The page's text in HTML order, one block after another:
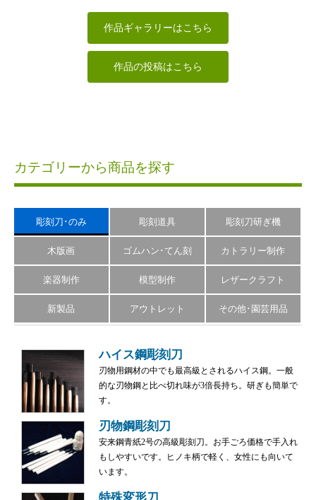
能面 菩薩立像
作品ギャラリーはこちら
作品の投稿はこちら
カテゴリーから商品を探す
彫刻刀･のみ 彫刻道具 彫刻刀研ぎ機
木版画 ゴムハン･てん刻 カトラリー制作
楽器制作 模型制作 レザークラフト
新製品 アウトレット その他･園芸用品
ハイス鋼彫刻刀
刃物用鋼材の中でも最高級とされるハイス鋼。一般
的な刃物鋼と比べ切れ味が3倍長持ち。研ぎも簡単で
す。
刃物鋼彫刻刀
安来鋼青紙2号の高級彫刻刀。お手ごろ価格で手入れ
もしやすいです。ヒノキ柄で軽く、女性にも向いて
います。